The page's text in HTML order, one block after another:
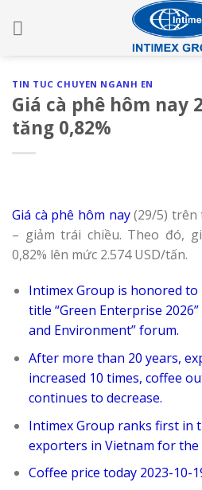
TIN TUC CHUYEN NGANH EN
Giá cà phê hôm nay
tăng 0,82%
Giá cà phê hôm nay(29/5) trên
– giảm trái chiều. Theo đó,
0,82% lên mức 2.574 USD/tấn.
Intimex Group is honored to
title “Green Enterprise
and Environment” forum.
After more than 20 years,
increased 10 times, coffee
continues to decrease.
Intimex Group ranks first in
exporters in Vietnam for the
Coffee price today 2023-10-